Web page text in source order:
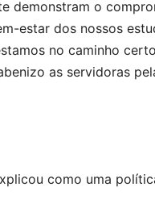
demonstram o
estar dos nossos
no caminho
as servidoras
como uma